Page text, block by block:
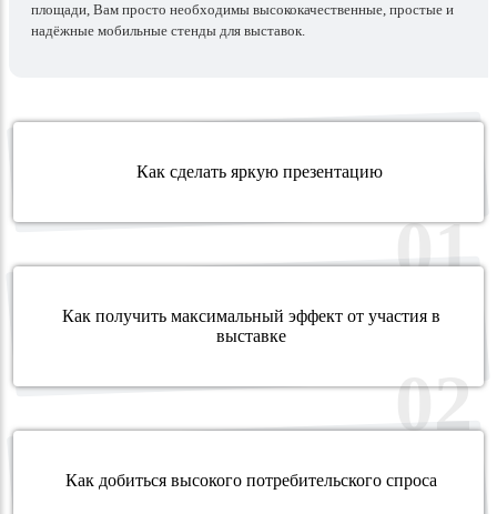
площади, Вам просто необходимы высококачественные, простые и
надёжные мобильные стенды для выставок.
01
Как сделать яркую презентацию
02
Как получить максимальный эффект от участия в
выставке
Как добиться высокого потребительского спроса